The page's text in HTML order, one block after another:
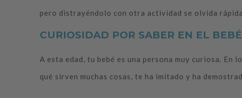
pero distrayéndolo con otra actividad se olvida
CURIOSIDAD POR SABER EN EL
A esta edad, tu bebé es una persona muy curiosa.
qué sirven muchas cosas, te ha imitado y ha